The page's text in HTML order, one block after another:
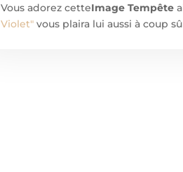
Vous adorez cetteImage Tempête
Violet" vous plaira lui aussi à coup